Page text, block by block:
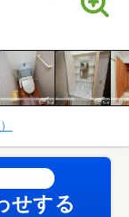
せする